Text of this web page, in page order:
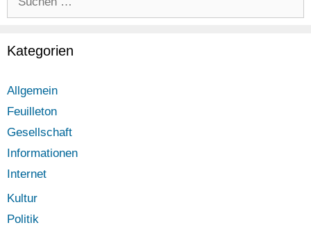
Kategorien
Allgemein
Feuilleton
Gesellschaft
Informationen
Internet
Kultur
Politik